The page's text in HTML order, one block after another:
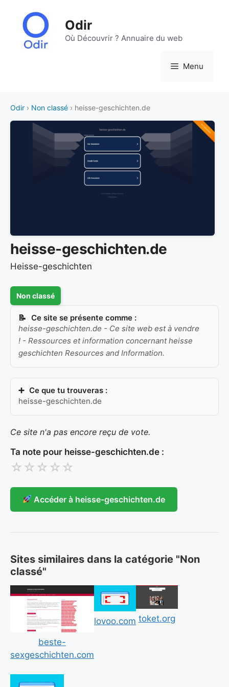
contenu
Odir
Où Découvrir ? Annuaire du web
Menu
Odir › Non classé › heisse-geschichten.de
heisse-geschichten.de
Heisse-geschichten
Non classé
Ce site se présente comme :
heisse-geschichten.de - Ce site web est à vendre
! - Ressources et information concernant heisse
geschichten Resources and Information.
Ce que tu trouveras :
heisse-geschichten.de
Ce site n'a pas encore reçu de vote.
Ta note pour heisse-geschichten.de :
☆ ☆ ☆ ☆ ☆
Accéder à heisse-geschichten.de
Sites similaires dans la catégorie "Non
classé"
beste-
sexgeschichten.com
lovoo.com toket.org